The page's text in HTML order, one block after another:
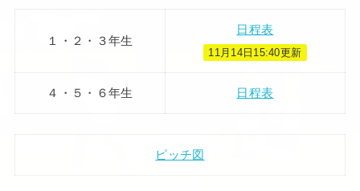
１・２・３年生
日程表
11月14日15:40更新
４・５・６年生 日程表
ピッチ図